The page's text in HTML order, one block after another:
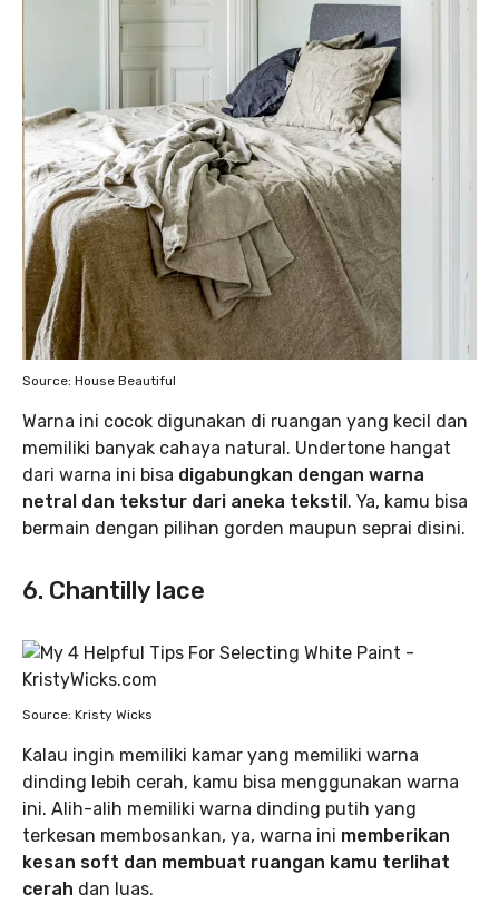
Source: House Beautiful
Warna ini cocok digunakan di ruangan yang kecil dan
memiliki banyak cahaya natural. Undertone hangat
dari warna ini bisa digabungkan dengan warna
netral dan tekstur dari aneka tekstil. Ya, kamu bisa
bermain dengan pilihan gorden maupun seprai disini.
6. Chantilly lace
Source: Kristy Wicks
Kalau ingin memiliki kamar yang memiliki warna
dinding lebih cerah, kamu bisa menggunakan warna
ini. Alih-alih memiliki warna dinding putih yang
terkesan membosankan, ya, warna ini memberikan
kesan soft dan membuat ruangan kamu terlihat
cerah dan luas.